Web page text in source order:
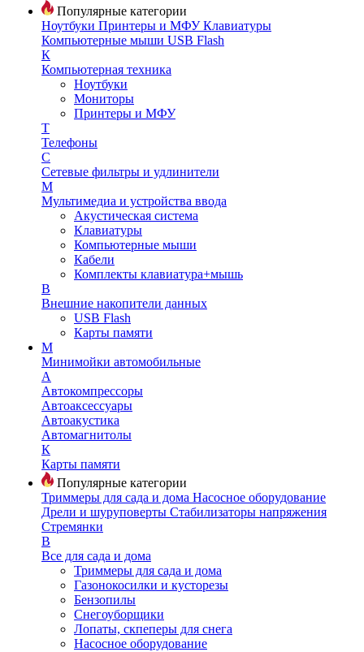
Популярные категории
Ноутбуки Принтеры и МФУ Клавиатуры
Компьютерные мыши USB Flash
К
Компьютерная техника
Ноутбуки
Мониторы
Принтеры и МФУ
Т
Телефоны
С
Сетевые фильтры и удлинители
М
Мультимедиа и устройства ввода
Акустическая система
Клавиатуры
Компьютерные мыши
Кабели
Комплекты клавиатура+мышь
В
Внешние накопители данных
USB Flash
Карты памяти
М
Минимойки автомобильные
А
Автокомпрессоры
Автоаксессуары
Автоакустика
Автомагнитолы
К
Карты памяти
Популярные категории
Триммеры для сада и дома Насосное оборудование
Дрели и шуруповерты Стабилизаторы напряжения
Стремянки
В
Все для сада и дома
Триммеры для сада и дома
Газонокосилки и кусторезы
Бензопилы
Снегоуборщики
Лопаты, скпеперы для снега
Насосное оборудование